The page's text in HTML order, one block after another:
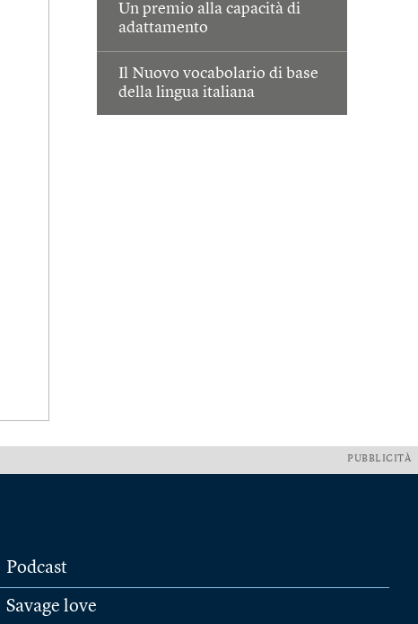
Un premio alla capacità di
adattamento
Il Nuovo vocabolario di base
della lingua italiana
PUBBLICITÀ
Podcast
Savage love